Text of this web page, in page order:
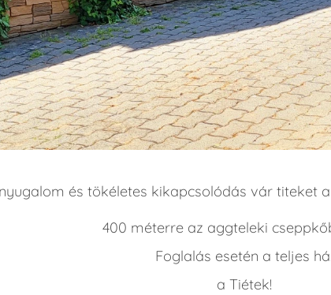
és tökéletes kikapcsolódás vár titeket
400 méterre az aggteleki
Foglalás esetén a teljes
a Tiétek!